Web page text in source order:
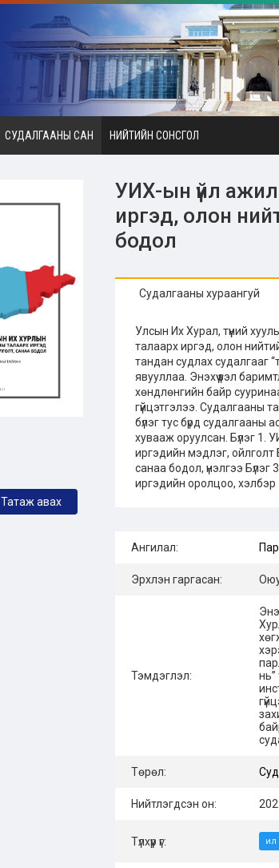
СУДАЛГААНЫ САН НИЙТИЙН СОНСГОЛ
Татаж авах
УИХ-ын үйл
иргэд, олон
бодол
Судалгааны хураангуй
Улсын Их Хурал, түүний
талаарх иргэд, олон
тандан судлах судалгааг
явууллаа. Энэхүү үзэл
хөндлөнгийн байр
гүйцэтгэлээ. Судалгааны
бүлэг тус бүрд судалгааны
хувааж оруулсан. Бүлэг 1.
иргэдийн мэдлэг, ойлголт
санаа бодол, үнэлгээ
иргэдийн оролцоо, хэлбэр
Ангилал:
Эрхлэн гаргасан:
Тэмдэглэл:
Төрөл:
Нийтлэгдсэн он:
Түлхүүр үг: ил